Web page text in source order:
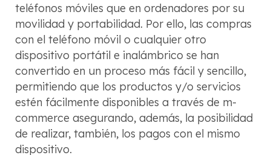
teléfonos móviles que en ordenadores por su
movilidad y portabilidad. Por ello, las compras
con el teléfono móvil o cualquier otro
dispositivo portátil e inalámbrico se han
convertido en un proceso más fácil y sencillo,
permitiendo que los productos y/o servicios
estén fácilmente disponibles a través de m-
commerce asegurando, además, la posibilidad
de realizar, también, los pagos con el mismo
dispositivo.